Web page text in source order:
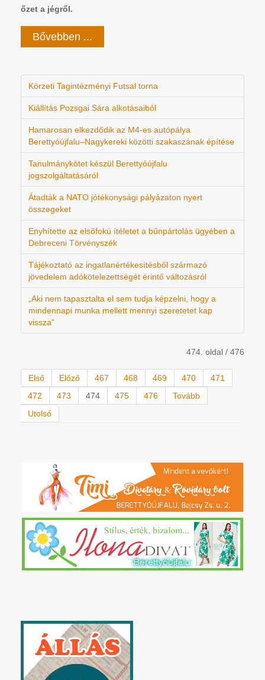
őzet a jégről.
Bővebben ...
Körzeti Tagintézményi Futsal torna
Kiállítás Pozsgai Sára alkotásaiból
Hamarosan elkezdődik az M4-es autópálya
Berettyóújfalu–Nagykereki közötti szakaszának építése
Tanulmánykötet készül Berettyóújfalu
jogszolgáltatásáról
Átadták a NATO jótékonysági pályázaton nyert
összegeket
Enyhítette az elsőfokú ítéletet a bűnpártolás ügyében a
Debreceni Törvényszék
Tájékoztató az ingatlanértékesítésből származó
jövedelem adókötelezettségét érintő változásról
„Aki nem tapasztalta el sem tudja képzelni, hogy a
mindennapi munka mellett mennyi szeretetet kap
vissza”
474. oldal / 476
Első Előző 467 468 469 470
471
472
473 474 475 476
Tovább
Utolsó